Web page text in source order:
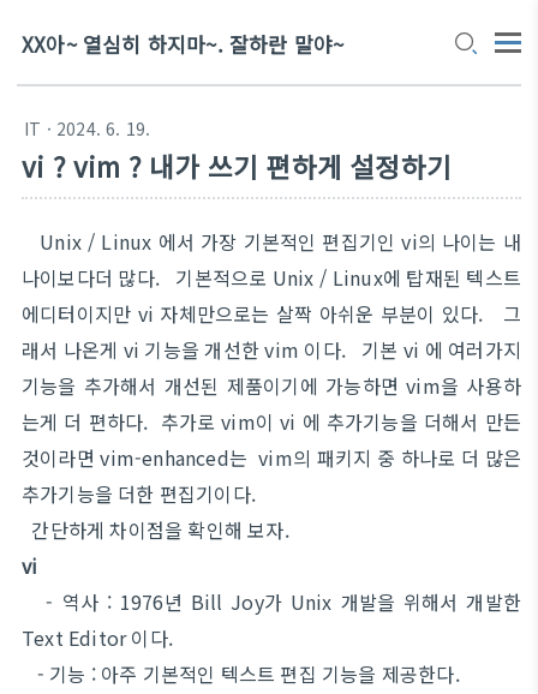
XX아~ 열심히 하지마~. 잘하란 말야~
IT · 2024. 6. 19.
vi ? vim ? 내가 쓰기 편하게 설정하기
Unix / Linux 에서 가장 기본적인 편집기인 vi의 나이는 내
나이보다더 많다. 기본적으로 Unix / Linux에 탑재된 텍스트
에디터이지만 vi 자체만으로는 살짝 아쉬운 부분이 있다. 그
래서 나온게 vi 기능을 개선한 vim 이다. 기본 vi 에 여러가지
기능을 추가해서 개선된 제품이기에 가능하면 vim을 사용하
는게 더 편하다. 추가로 vim이 vi 에 추가기능을 더해서 만든
것이라면 vim-enhanced는 vim의 패키지 중 하나로 더 많은
추가기능을 더한 편집기이다.
간단하게 차이점을 확인해 보자.
vi
- 역사 : 1976년 Bill Joy가 Unix 개발을 위해서 개발한
Text Editor 이다.
- 기능 : 아주 기본적인 텍스트 편집 기능을 제공한다.